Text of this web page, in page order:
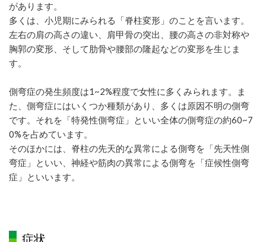
があります。
多くは、小児期にみられる「脊柱変形」のことを言います。
左右の肩の高さの違い、肩甲骨の突出、腰の高さの非対称や
胸郭の変形、そして肋骨や腰部の隆起などの変形を生じま
す。
側弯症の発生頻度は1~2%程度で女性に多くみられます。ま
た、側弯症にはいくつか種類があり、多くは原因不明の側弯
です。それを「特発性側弯症」といい全体の側弯症の約60~7
0%を占めています。
そのほかには、脊柱の先天的な異常による側弯を「先天性側
弯症」といい、神経や筋肉の異常による側弯を「症候性側弯
症」といいます。
症状